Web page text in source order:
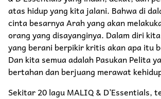
atas hidup yang kita jalani. Bahwa di
cinta besarnya Arah yang akan
orang yang disayanginya. Dalam diri
yang berani berpikir kritis akan apa itu
Dan kita semua adalah Pasukan Pelita
bertahan dan berjuang merawat
Sekitar 20 lagu MALIQ & D’Essentials,